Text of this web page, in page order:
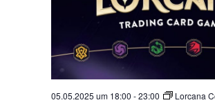
05.05.2025 um 18:00 -23:00 Lorcana